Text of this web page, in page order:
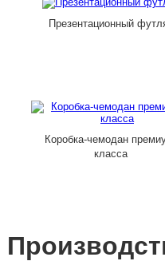
Презентационный
Коробка-чемодан
класса